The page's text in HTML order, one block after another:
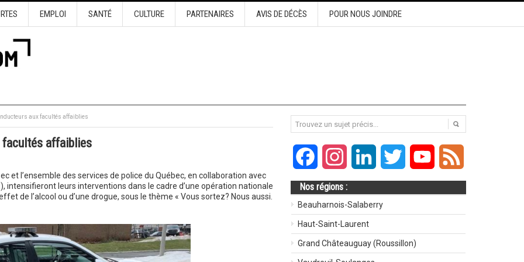
EMPLOI SANTÉ CULTURE PARTENAIRES AVIS DE DÉCÈS POUR NOUS JOINDRE
aux facultés affaiblies
affaiblies
et l’ensemble des services de police du Québec, en collaboration avec
intensifieront leurs interventions dans le cadre d’une opération nationale
de l’alcool ou d’une drogue, sous le thème « Vous sortez? Nous aussi.
FacebookInstagramLinkedIn Twitter YouTube
Nos régions :
Beauharnois-Salaberry
Haut-Saint-Laurent
Grand Châteauguay (Roussillon)